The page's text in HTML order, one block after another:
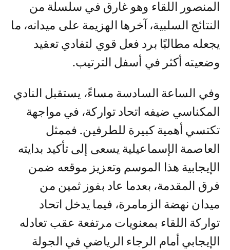
المنصور اللقاء وهو غارق في سلسلة من
النتائج السلبية، آخرها الهزيمة على ميدانه، ما
يجعله مطالبًا برد فعل قوي لتفادي تعقيد
وضعيته أكثر في أسفل الترتيب.
وفي الساعة السادسة مساءً، يستقبل النادي
المكناسي ضيفه اتحاد تواركة، في مواجهة
تكتسي أهمية كبيرة للطرفين. فممثل
العاصمة الإسماعيلية يسعى إلى تأكيد بدايته
الإيجابية هذا الموسم وتعزيز موقعه ضمن
فرق المقدمة، بعدما عاد بفوز ثمين من
ميدان نهضة الزمامرة، فيما يدخل اتحاد
تواركة اللقاء بمعنويات مرتفعة عقب تعادله
الإيجابي أمام الرجاء الرياضي في الجولة